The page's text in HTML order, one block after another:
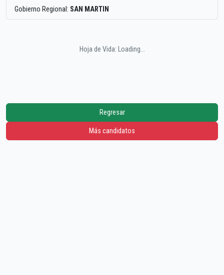
Gobierno Regional: SAN MARTIN
Hoja de Vida: Loading...
Regresar
Más candidatos